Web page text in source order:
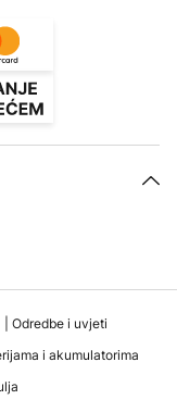
Odredbe i uvjeti
i akumulatorima